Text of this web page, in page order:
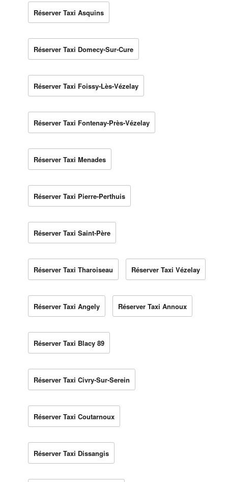
Réserver Taxi Asquins
Réserver Taxi Domecy-Sur-Cure
Réserver Taxi Foissy-Lès-Vézelay
Réserver Taxi Fontenay-Près-Vézelay
Réserver Taxi Menades
Réserver Taxi Pierre-Perthuis
Réserver Taxi Saint-Père
Réserver Taxi Tharoiseau Réserver Taxi Vézelay
Réserver Taxi Angely Réserver Taxi Annoux
Réserver Taxi Blacy 89
Réserver Taxi Civry-Sur-Serein
Réserver Taxi Coutarnoux
Réserver Taxi Dissangis